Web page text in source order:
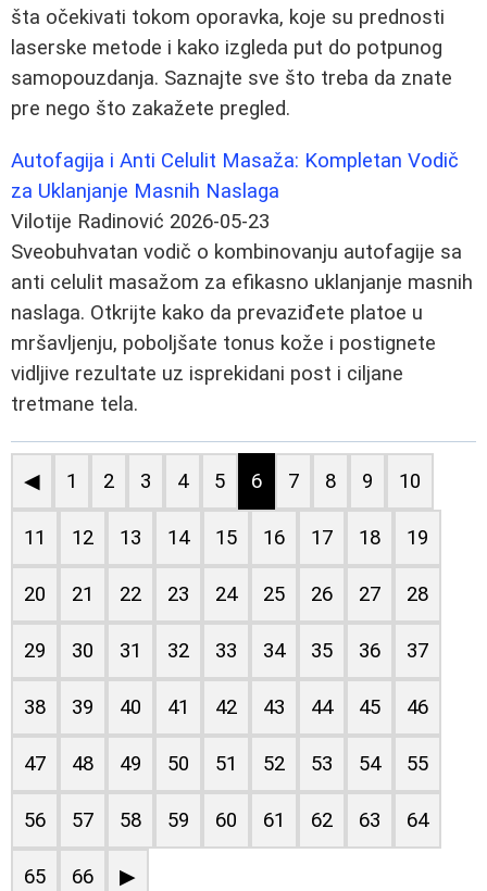
šta očekivati tokom oporavka, koje su prednosti
laserske metode i kako izgleda put do potpunog
samopouzdanja. Saznajte sve što treba da znate
pre nego što zakažete pregled.
Autofagija i Anti Celulit Masaža: Kompletan Vodič
za Uklanjanje Masnih Naslaga
Vilotije Radinović 2026-05-23
Sveobuhvatan vodič o kombinovanju autofagije sa
anti celulit masažom za efikasno uklanjanje masnih
naslaga. Otkrijte kako da prevaziđete platoe u
mršavljenju, poboljšate tonus kože i postignete
vidljive rezultate uz isprekidani post i ciljane
tretmane tela.
◀ 1 2 3 4 5 6 7 8 9 10
11 12 13 14 15 16 17 18 19
20 21 22 23 24 25 26 27 28
29 30 31 32 33 34 35 36 37
38 39 40 41 42 43 44 45 46
47 48 49 50 51 52 53 54 55
56 57 58 59 60 61 62 63 64
65 66 ▶